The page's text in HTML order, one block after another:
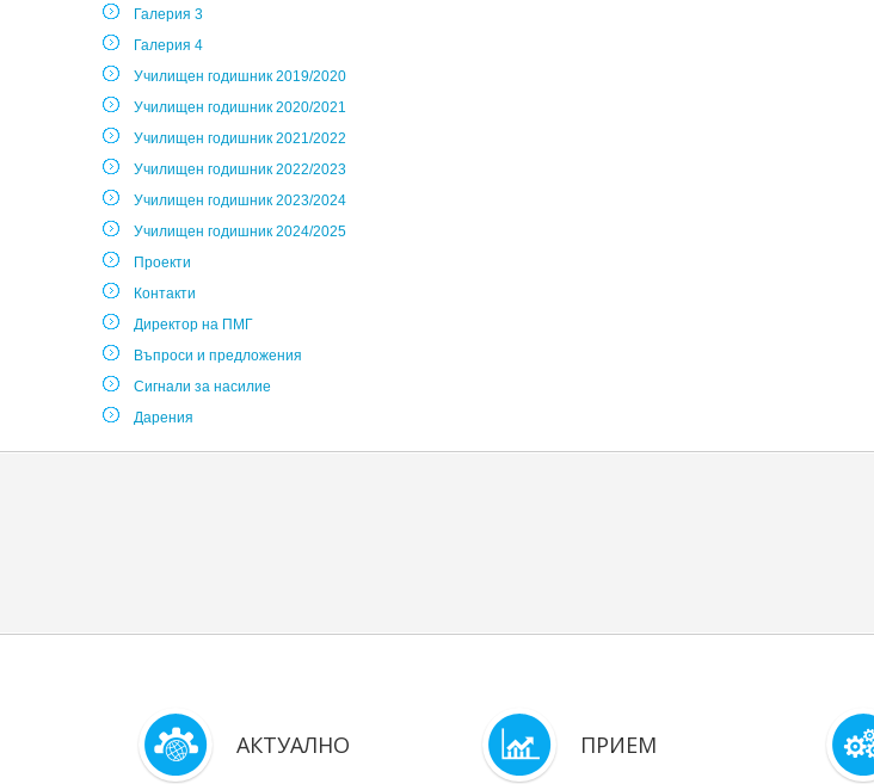
Галерия 3
Галерия 4
Училищен годишник 2019/2020
Училищен годишник 2020/2021
Училищен годишник 2021/2022
Училищен годишник 2022/2023
Училищен годишник 2023/2024
Училищен годишник 2024/2025
Проекти
Контакти
Директор на ПМГ
Въпроси и предложения
Сигнали за насилие
Дарения
АКТУАЛНО ПРИЕМ